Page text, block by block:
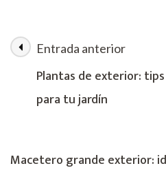
Navegación
entradas
Entrada anterior
Plantas de exterior:
para tu jardín
Macetero grande exterior: